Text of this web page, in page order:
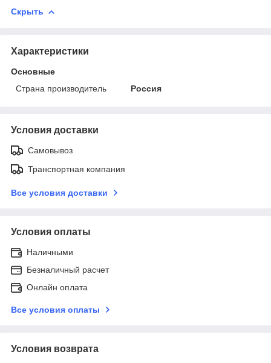
Скрыть
Характеристики
Основные
Страна производитель
Россия
Условия доставки
Самовывоз
Транспортная компания
Все условия доставки
Условия оплаты
Наличными
Безналичный расчет
Онлайн оплата
Все условия оплаты
Условия возврата